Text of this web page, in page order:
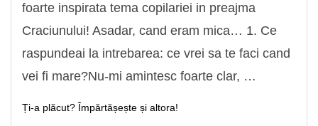
foarte inspirata tema copilariei in preajma
Craciunului! Asadar, cand eram mica… 1. Ce
raspundeai la intrebarea: ce vrei sa te faci cand
vei fi mare?Nu-mi amintesc foarte clar, …
Ți-a plăcut? Împărtășește și altora!